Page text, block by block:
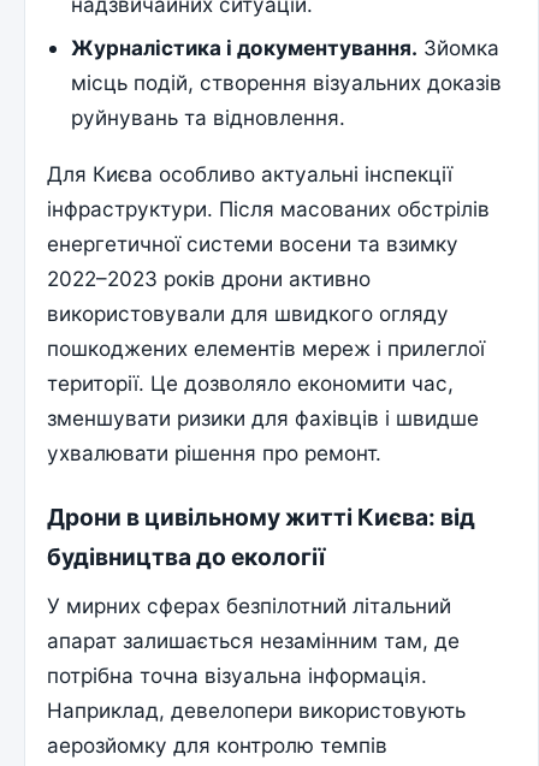
Журналістика і документування. Зйомка
місць подій, створення візуальних доказів
руйнувань та відновлення.
Для Києва особливо актуальні інспекції
інфраструктури. Після масованих обстрілів
енергетичної системи восени та взимку
2022–2023 років дрони активно
використовували для швидкого огляду
пошкоджених елементів мереж і прилеглої
території. Це дозволяло економити час,
зменшувати ризики для фахівців і швидше
ухвалювати рішення про ремонт.
Дрони в цивільному житті Києва: від
будівництва до екології
У мирних сферах безпілотний літальний
апарат залишається незамінним там, де
потрібна точна візуальна інформація.
Наприклад, девелопери використовують
аерозйомку для контролю темпів